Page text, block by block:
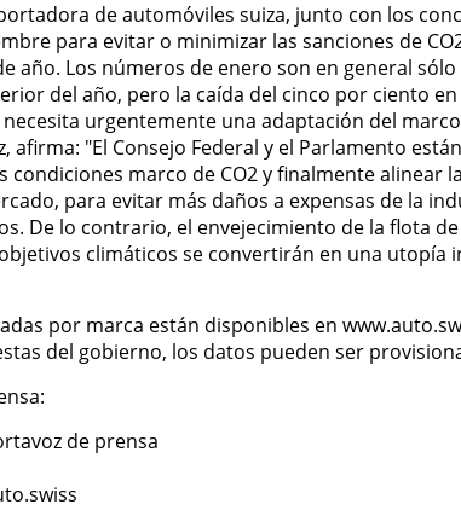
de automóviles suiza, junto con los
para evitar o minimizar las sanciones de
año. Los números de enero son en general
del año, pero la caída del cinco por ciento
urgentemente una adaptación del
afirma: "El Consejo Federal y el Parlamento
condiciones marco de CO2 y finalmente alinear
para evitar más daños a expensas de la
De lo contrario, el envejecimiento de la flota
climáticos se convertirán en una utopía
por marca están disponibles en
del gobierno, los datos pueden ser
de prensa